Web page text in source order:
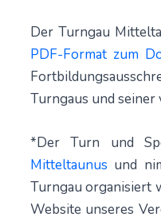
Der Turngau
PDF-Format zum
Turngaus und
*Der Turn und
Mitteltaunus und
Turngau organisiert
Website unseres